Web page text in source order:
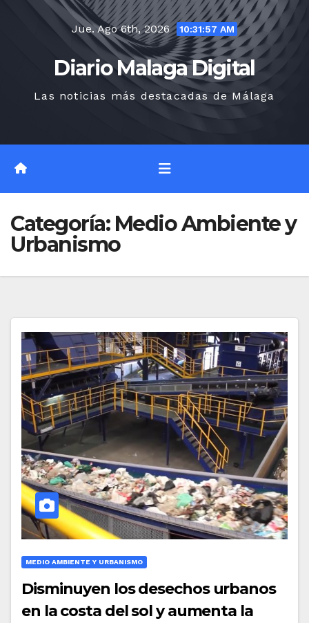
Jue. Ago 6th, 2026 10:31:58 AM
Diario Malaga Digital
Las noticias más destacadas de Málaga
Categoría: Medio Ambiente y
Urbanismo
MEDIO AMBIENTE Y URBANISMO
Disminuyen los desechos urbanos
en la costa del sol y aumenta la